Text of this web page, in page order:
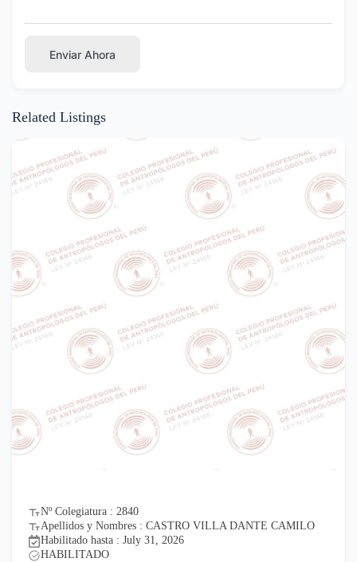
Enviar Ahora
Related Listings
Nº Colegiatura : 2840
Apellidos y Nombres : CASTRO VILLA DANTE CAMILO
Habilitado hasta : July 31, 2026
HABILITADO